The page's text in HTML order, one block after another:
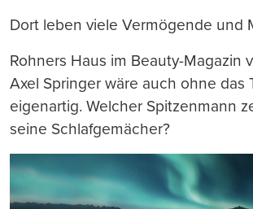
Dort leben viele Vermögende und
Rohners Haus im Beauty-Magazin
Axel Springer wäre auch ohne das
eigenartig. Welcher Spitzenmann
seine Schlafgemächer?